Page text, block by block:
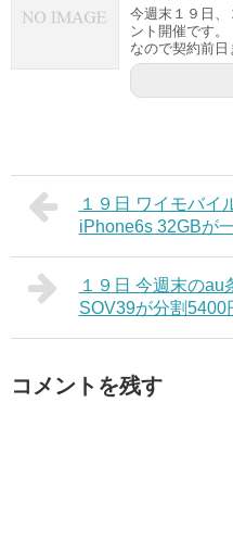
今週末１９日
ント開催です
なので契約前
１９日 ワイモバイ
iPhone6s 32GBが
１９日 今週末の
SOV39が分割5400
コメントを残す